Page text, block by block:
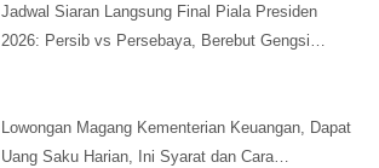
Jadwal Siaran Langsung Final Piala Presiden
2026: Persib vs Persebaya, Berebut Gengsi…
Lowongan Magang Kementerian Keuangan, Dapat
Uang Saku Harian, Ini Syarat dan Cara…